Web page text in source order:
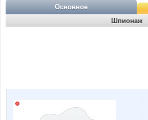
Основное
Шпионаж